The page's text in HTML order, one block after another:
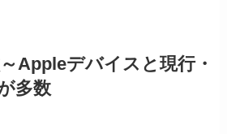
Appleデバイスと現行・
多数